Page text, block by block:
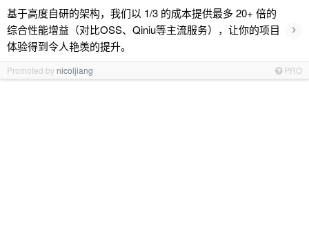
基于高度自研的架构，我们以 1/3 的成本提供最多 20+ 倍的
综合性能增益（对比OSS、Qiniu等主流服务），让你的项目
体验得到令人艳羡的提升。
›
Promoted by nicoljiang PRO